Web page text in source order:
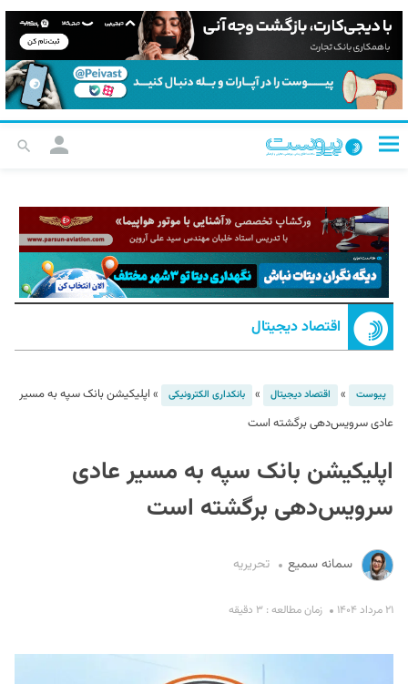
اقتصاد دیجیتال
پیوست » اقتصاد دیجیتال » بانکداری الکترونیکی » اپلیکیشن بانک سپه به مسیر
عادی سرویس‌دهی برگشته است
اپلیکیشن بانک سپه به مسیر عادی
سرویس‌دهی برگشته است
سمانه سمیع تحریریه
۲۱ مرداد ۱۴۰۴ زمان مطالعه : ۳ دقیقه